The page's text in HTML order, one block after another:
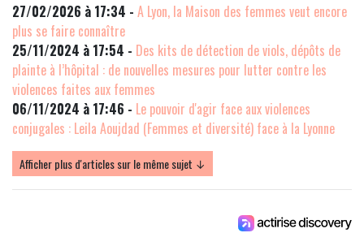
27/02/2026 à 17:34 - A Lyon, la Maison des femmes veut encore
plus se faire connaître
25/11/2024 à 17:54 - Des kits de détection de viols, dépôts de
plainte à l’hôpital : de nouvelles mesures pour lutter contre les
violences faites aux femmes
06/11/2024 à 17:46 - Le pouvoir d'agir face aux violences
conjugales : Leila Aoujdad (Femmes et diversité) face à la Lyonne
Afficher plus d'articles sur le même sujet ↓